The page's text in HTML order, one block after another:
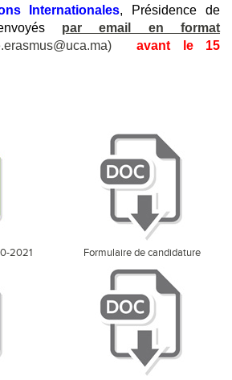
Internationales, Présidence de
par email en format
)
avant le 15
2021 Formulaire de candidature